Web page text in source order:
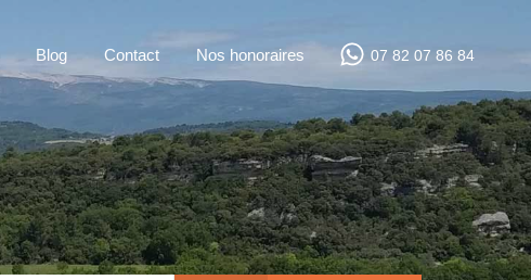
Blog Contact Nos honoraires 07 82 07 86 84